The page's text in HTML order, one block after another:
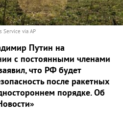
Service via AP
Путин на
с постоянными членами
, что РФ будет
после ракетных
порядке. Об